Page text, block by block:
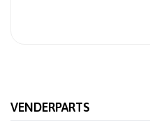
VENDERPARTS